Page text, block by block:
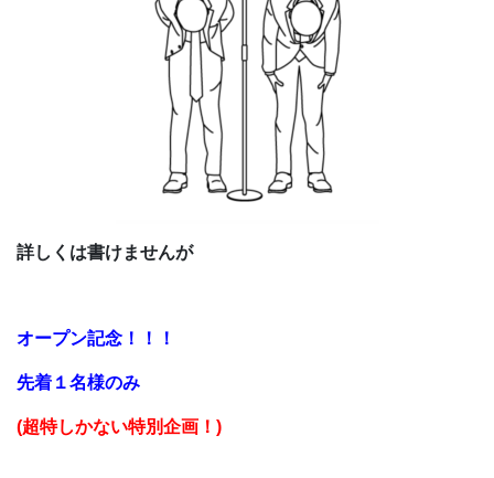
詳しくは書けませんが
オープン記念！！！
先着１名様のみ
(超特しかない特別企画！)